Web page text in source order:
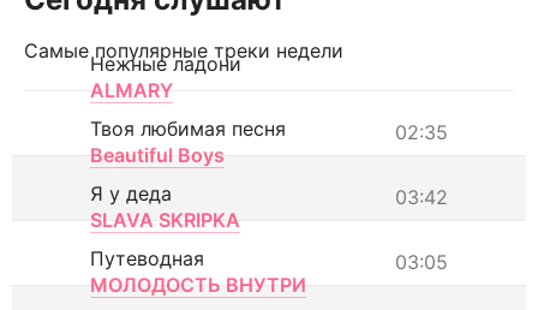
Самые популярные треки недели
Нежные ладони
ALMARY
02:35
Твоя любимая песня
Beautiful Boys
03:42
Я у деда
SLAVA SKRIPKA
03:05
Путеводная
МОЛОДОСТЬ ВНУТРИ